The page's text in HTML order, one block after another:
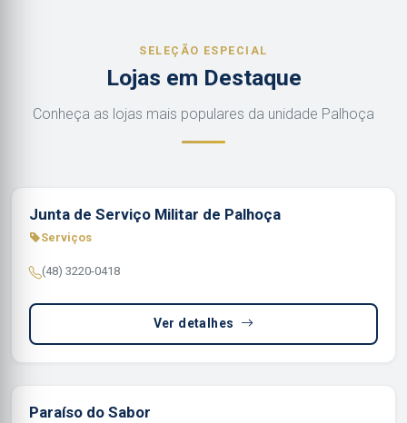
SELEÇÃO ESPECIAL
Lojas em Destaque
Conheça as lojas mais populares da unidade Palhoça
Junta de Serviço Militar de Palhoça
Serviços
(48) 3220-0418
Ver detalhes
Paraíso do Sabor